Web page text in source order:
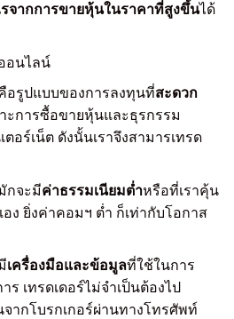
จากการขายหุ้นในราคาที่สูงขึ้นได้
อนไลน์
อรูปแบบของการลงทุนที่สะดวก
ะการซื้อขายหุ้นและธุรกรรม
อร์เน็ต ดังนั้นเราจึงสามารเทรด
กจะมีค่าธรรมเนียมต่ำหรือที่เราคุ้น
ง ยิ่งค่าคอมฯ ต่ำ ก็เท่ากับโอกาส
เครื่องมือและข้อมูลที่ใช้ในการ
ร เทรดเดอร์ไม่จำเป็นต้องไป
ากโบรกเกอร์ผ่านทางโทรศัพท์